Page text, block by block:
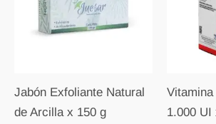
Jabón Exfoliante Natural
de Arcilla x 150 g
1.000 UI